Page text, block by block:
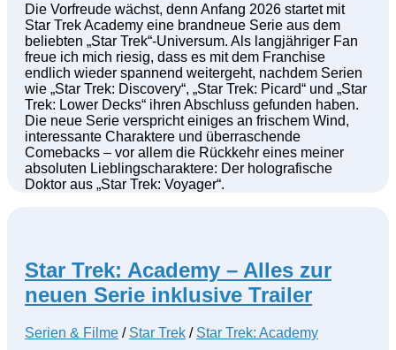
Die Vorfreude wächst, denn Anfang 2026 startet mit
Star Trek Academy eine brandneue Serie aus dem
beliebten „Star Trek“-Universum. Als langjähriger Fan
freue ich mich riesig, dass es mit dem Franchise
endlich wieder spannend weitergeht, nachdem Serien
wie „Star Trek: Discovery“, „Star Trek: Picard“ und „Star
Trek: Lower Decks“ ihren Abschluss gefunden haben.
Die neue Serie verspricht einiges an frischem Wind,
interessante Charaktere und überraschende
Comebacks – vor allem die Rückkehr eines meiner
absoluten Lieblingscharaktere: Der holografische
Doktor aus „Star Trek: Voyager“.
Star Trek: Academy – Alles zur
neuen Serie inklusive Trailer
Serien & Filme / Star Trek / Star Trek: Academy